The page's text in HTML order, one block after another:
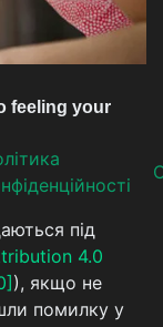
під
4.0
), якщо не
помилку у